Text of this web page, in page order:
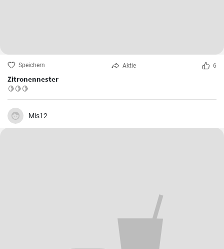
Speichern Aktie 6
Zitronennester
🍋🍋🍋
Mis12